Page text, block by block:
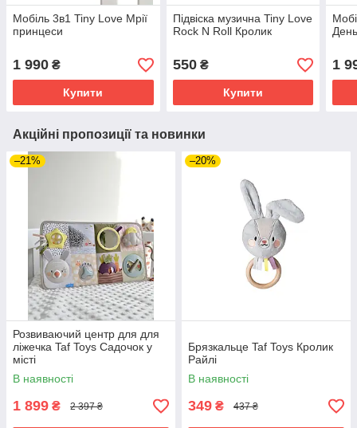
Мобіль 3в1 Tiny Love Мрії
принцеси
1 990 ₴
Купити
Підвіска музична Tiny Love
Rock N Roll Кролик
550₴
Купити
1
Акційні пропозиції та новинки
–21%
Розвиваючий центр для для
ліжечка Taf Toys Садочок у
місті
В наявності
1 899 ₴ 2 397 ₴
–20%
Брязкальце Taf Toys Кролик
Райлі
В наявності
349 ₴ 437 ₴